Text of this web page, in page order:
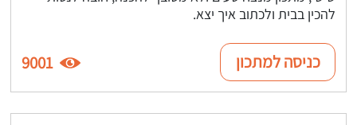
להכין בבית ולכתוב איך יצא.
כניסה למתכון 9001